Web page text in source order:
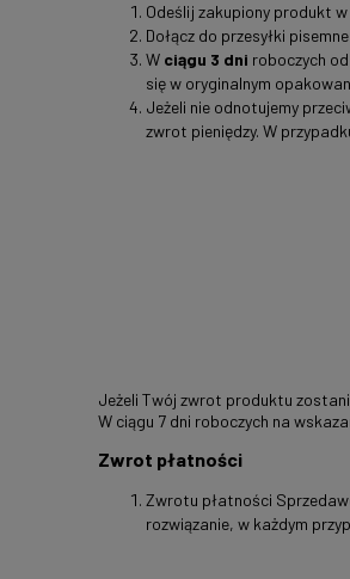
Odeślij zakupiony produkt
Dołącz do przesyłki
W ciągu 3 dni roboczych
się w oryginalnym
Jeżeli nie odnotujemy
zwrot pieniędzy. W
Jeżeli Twój zwrot produktu
W ciągu 7 dni roboczych na
Zwrot płatności
Zwrotu płatności
rozwiązanie, w każdym